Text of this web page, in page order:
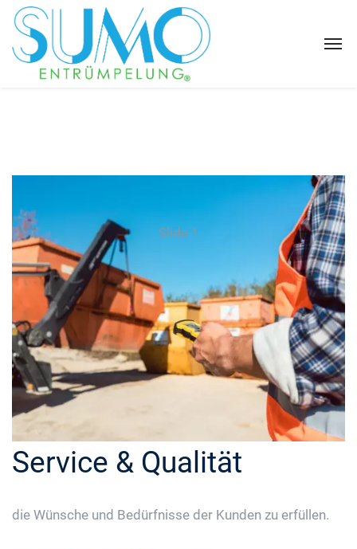
Slide 1
Service & Qualität
die Wünsche und Bedürfnisse der Kunden zu erfüllen.